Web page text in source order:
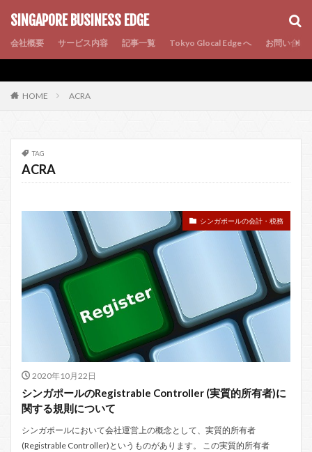
SINGAPORE BUSINESS EDGE
会社概要 サービス内容 記事一覧 Tokyo Glocal Edge へ お問い合わ
HOME ACRA
TAG
ACRA
シンガポールの会計・税務
2020年10月22日
シンガポールのRegistrable Controller (実質的所有者)に
関する規則について
シンガポールにおいて会社運営上の概念として、実質的所有者
(Registrable Controller)というものがあります。 この実質的所有者
AMP SEO PWA